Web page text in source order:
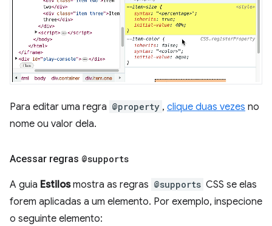
Para editar uma regra @property , clique duas vezes no
nome ou valor dela.
Acessar regras @supports
A guia Estilosmostra as regras @supports CSS se elas
forem aplicadas a um elemento. Por exemplo, inspecione
o seguinte elemento: